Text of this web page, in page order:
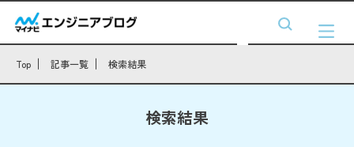
Top 記事一覧 検索結果
検索結果